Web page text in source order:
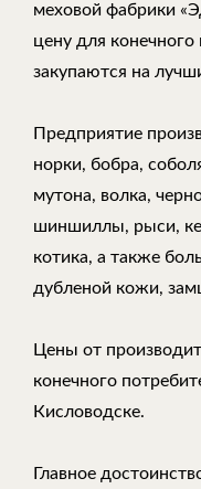
меховой фабрики
цену для конечного
закупаются на
Предприятие
норки, бобра,
мутона, волка,
шиншиллы, рыси,
котика, а также
дубленой кожи,
Цены от
конечного
Кисловодске.
Главное